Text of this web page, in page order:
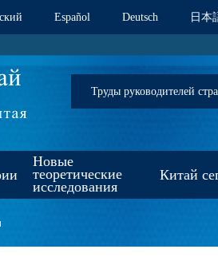
Español Deutsch 日本
Труды руководителей
Новые
теоретические
исследования
Китай